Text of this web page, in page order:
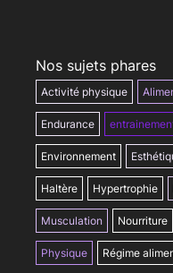
Nos sujets phares
Activité physique
Endurance
Environnement
Haltère Hypertrophie
Musculation Nourriture
Physique Régime